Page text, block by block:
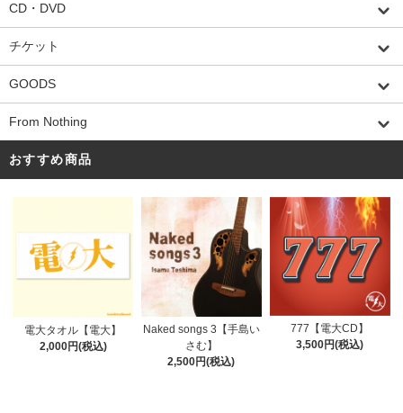
CD・DVD
チケット
GOODS
From Nothing
おすすめ商品
電大タオル【電大】
2,000円(税込)
Naked songs 3【手島い
さむ】
2,500円(税込)
777【電大CD】
3,500円(税込)